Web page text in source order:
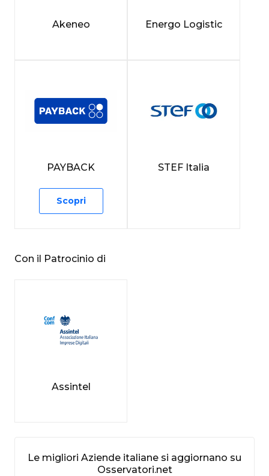
Le migliori Aziende italiane si aggiornano su
Osservatori.net
Akeneo Energo Logistic
PAYBACK
Scopri
STEF Italia
Con il Patrocinio di
Assintel